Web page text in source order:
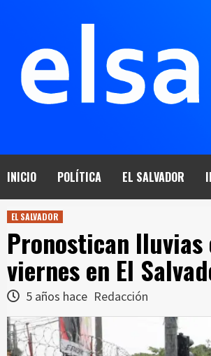
INICIO POLÍTICA EL SALVADOR
EL SALVADOR
Pronostican lluvias
viernes en El
5 años hace Redacción